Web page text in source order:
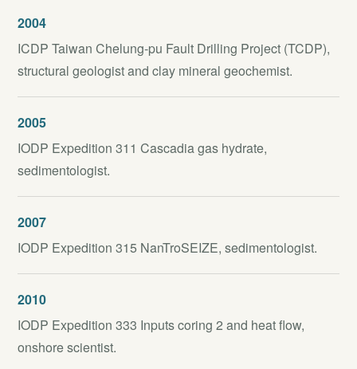
2004
ICDP Taiwan Chelung-pu Fault Drilling Project (TCDP),
structural geologist and clay mineral geochemist.
2005
IODP Expedition 311 Cascadia gas hydrate,
sedimentologist.
2007
IODP Expedition 315 NanTroSEIZE, sedimentologist.
2010
IODP Expedition 333 Inputs coring 2 and heat flow,
onshore scientist.